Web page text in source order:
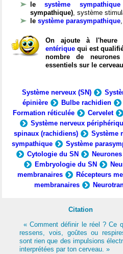
lesystème
sympathique), système
le système parasympathique
On ajoute à l'heure
entérique qui est
nombre de
essentiels sur le
Système nerveux (SN)
épinière
Bulbe rachidien
Formation réticulée
Cervelet
Système nerveux
spinaux (rachidiens)
Système
sympathique
Système
Cytologie du SN
Neurones
Embryologie du SN
membranaires
Récepteurs
membranaires
Citation
« Comment définir le réel ? Ce
ressens, vois, goûtes ou
sont rien que des impulsions
interprétées par ton cerveau. »